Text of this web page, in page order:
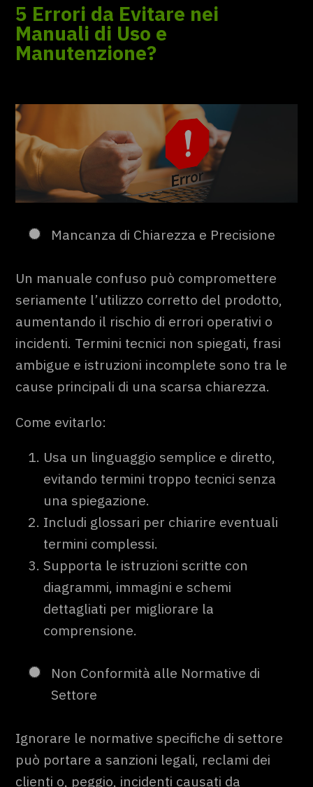
5 Errori da Evitare nei
Manuali di Uso e
Manutenzione?
Mancanza di Chiarezza e Precisione
Un manuale confuso può compromettere
seriamente l’utilizzo corretto del prodotto,
aumentando il rischio di errori operativi o
incidenti. Termini tecnici non spiegati, frasi
ambigue e istruzioni incomplete sono tra le
cause principali di una scarsa chiarezza.
Come evitarlo:
Usa un linguaggio semplice e diretto,
evitando termini troppo tecnici senza
una spiegazione.
Includi glossari per chiarire eventuali
termini complessi.
Supporta le istruzioni scritte con
diagrammi, immagini e schemi
dettagliati per migliorare la
comprensione.
Non Conformità alle Normative di
Settore
Ignorare le normative specifiche di settore
può portare a sanzioni legali, reclami dei
clienti o, peggio, incidenti causati da